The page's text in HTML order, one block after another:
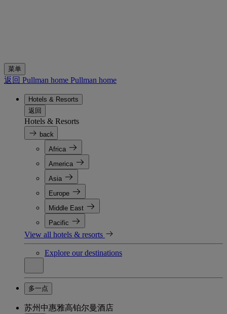
菜单
返回 Pullman home Pullman home
Hotels & Resorts
返回
Hotels & Resorts
back
Africa
America
Asia
Europe
Middle East
Pacific
View all hotels & resorts
Explore our destinations
多一点
苏州中惠雅高铂尔曼酒店